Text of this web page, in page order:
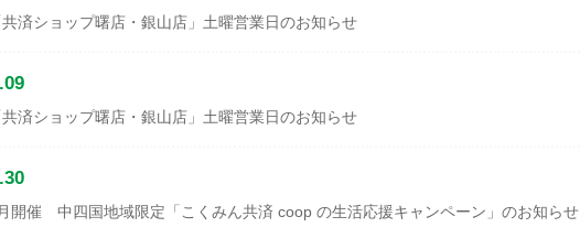
済ショップ曙店・銀山店」土曜営業日のお知らせ
済ショップ曙店・銀山店」土曜営業日のお知らせ
開催 中四国地域限定「こくみん共済 coop の生活応援キャンペーン」のお知らせ